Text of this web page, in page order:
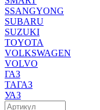
SSANGYONG
SUBARU
SUZUKI
TOYOTA
VOLKSWAGEN
VOLVO
ГАЗ
ТАГАЗ
УАЗ